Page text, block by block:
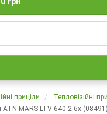
приціли
Тепловізійні
ATN MARS LTV 640 2-6x (08491)